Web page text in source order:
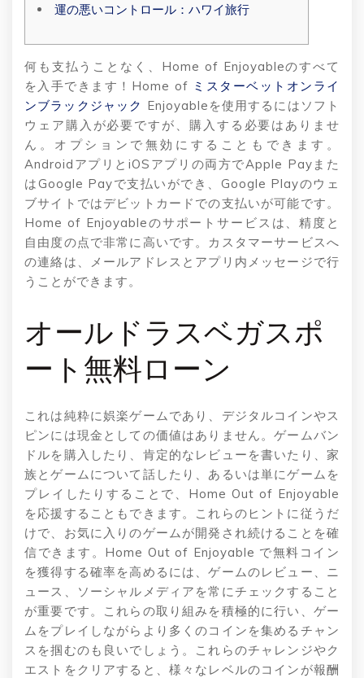
運の悪いコントロール：ハワイ旅行
何も支払うことなく、Home of Enjoyableのすべて
を入手できます！Home of ミスターベットオンライ
ンブラックジャック Enjoyableを使用するにはソフト
ウェア購入が必要ですが、購入する必要はありませ
ん。オプションで無効にすることもできます。
AndroidアプリとiOSアプリの両方でApple Payまた
はGoogle Payで支払いができ、Google Playのウェ
ブサイトではデビットカードでの支払いが可能です。
Home of Enjoyableのサポートサービスは、精度と
自由度の点で非常に高いです。カスタマーサービスへ
の連絡は、メールアドレスとアプリ内メッセージで行
うことができます。
オールドラスベガスポ
ート無料ローン
これは純粋に娯楽ゲームであり、デジタルコインやス
ピンには現金としての価値はありません。ゲームバン
ドルを購入したり、肯定的なレビューを書いたり、家
族とゲームについて話したり、あるいは単にゲームを
プレイしたりすることで、Home Out of Enjoyable
を応援することもできます。これらのヒントに従うだ
けで、お気に入りのゲームが開発され続けることを確
信できます。Home Out of Enjoyable で無料コイン
を獲得する確率を高めるには、ゲームのレビュー、ニ
ュース、ソーシャルメディアを常にチェックすること
が重要です。これらの取り組みを積極的に行い、ゲー
ムをプレイしながらより多くのコインを集めるチャン
スを掴むのも良いでしょう。これらのチャレンジやク
エストをクリアすると、様々なレベルのコインが報酬